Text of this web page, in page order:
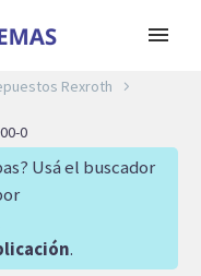
Rexroth
0
Usá el buscador
.